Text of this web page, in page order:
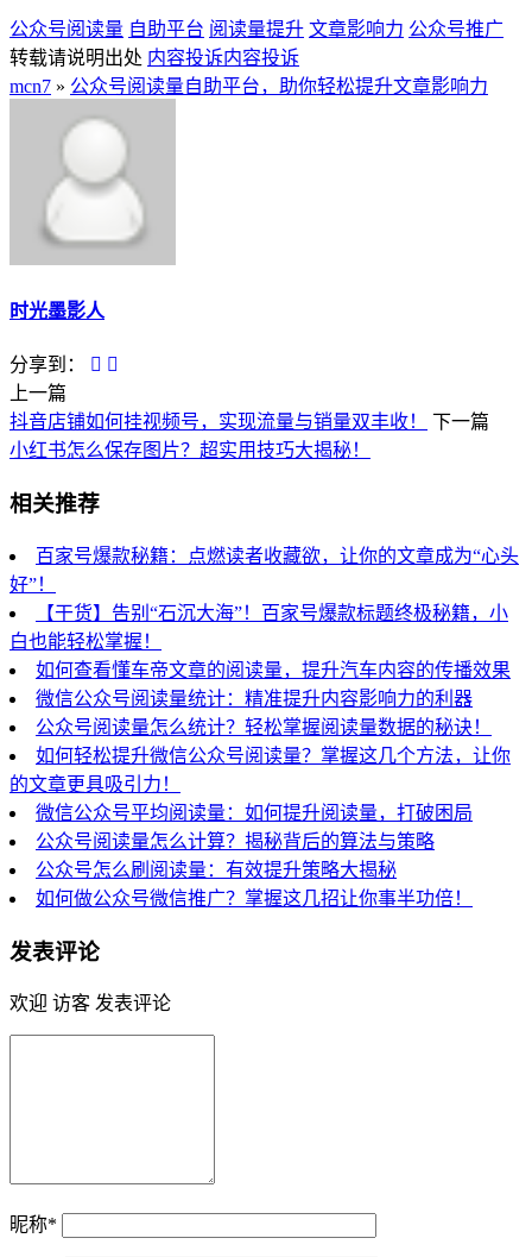
公众号阅读量 自助平台 阅读量提升 文章影响力 公众号推广
转载请说明出处 内容投诉内容投诉
mcn7 » 公众号阅读量自助平台，助你轻松提升文章影响力
时光墨影人
分享到：
上一篇
抖音店铺如何挂视频号，实现流量与销量双丰收！
下一篇
小红书怎么保存图片？超实用技巧大揭秘！
相关推荐
百家号爆款秘籍：点燃读者收藏欲，让你的文章成为“心头
好”！
【干货】告别“石沉大海”！百家号爆款标题终极秘籍，小
白也能轻松掌握！
如何查看懂车帝文章的阅读量，提升汽车内容的传播效果
微信公众号阅读量统计：精准提升内容影响力的利器
公众号阅读量怎么统计？轻松掌握阅读量数据的秘诀！
如何轻松提升微信公众号阅读量？掌握这几个方法，让你
的文章更具吸引力！
微信公众号平均阅读量：如何提升阅读量，打破困局
公众号阅读量怎么计算？揭秘背后的算法与策略
公众号怎么刷阅读量：有效提升策略大揭秘
如何做公众号微信推广？掌握这几招让你事半功倍！
发表评论
欢迎 访客 发表评论
昵称*